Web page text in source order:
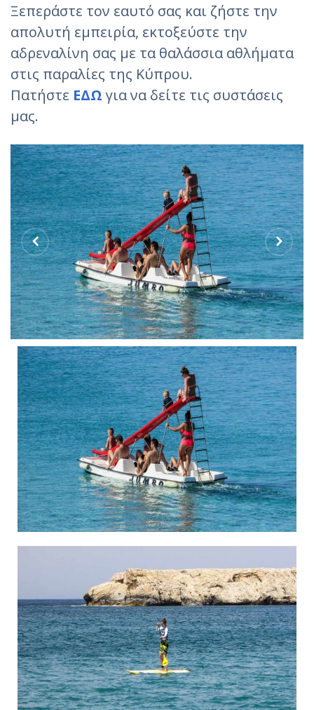
Ξεπεράστε τον εαυτό σας και ζήστε την
απολυτή εμπειρία, εκτοξεύστε την
αδρεναλίνη σας με τα θαλάσσια αθλήματα
στις παραλίες της Κύπρου.
Πατήστε ΕΔΩ για να δείτε τις συστάσεις
μας.